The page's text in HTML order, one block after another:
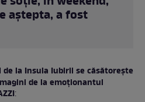
aștepta, a fost
de la Insula Iubirii se căsătorește
de la emoționantul
: